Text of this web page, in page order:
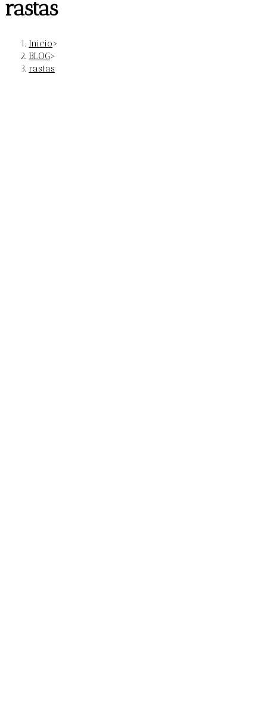
rastas
Inicio>
BLOG>
rastas